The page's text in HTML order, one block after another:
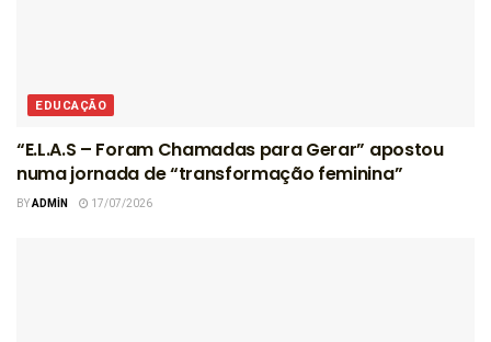
EDUCAÇÃO
“E.L.A.S – Foram Chamadas para Gerar” apostou
numa jornada de “transformação feminina”
BYADMIN 17/07/2026